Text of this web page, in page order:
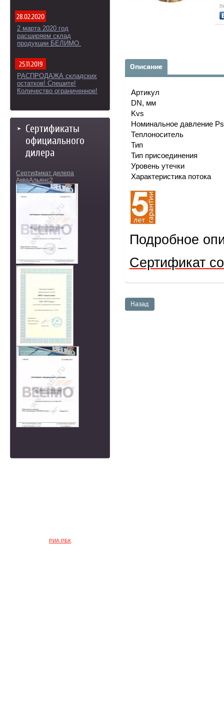
28.02.2020
2 марта 2020 год
расширяем склад
продукции БЕЛИМО.
25.11.2019
РАСПРОДАЖА складских
остатков! Спешите!
Количество ограниченное!
Сертификаты
официального
дилера
Сертификат дилера
АкваАльянс2
РИА РБК
Описание
Артикул
DN, мм
Kvs
Номинальное давление
Теплоноситель
Тип
Тип присоединения
Уровень утечки
Характеристика потока
Подробное
Сертификат
Назад